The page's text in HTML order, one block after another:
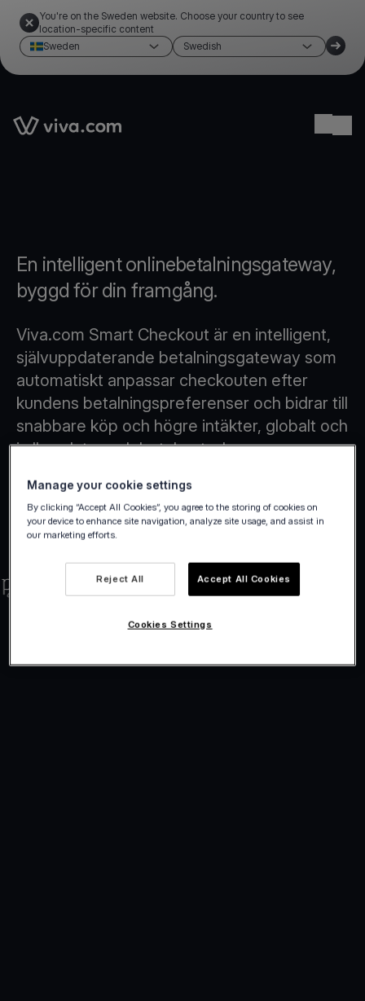
You're on the Sweden website. Choose your country to see
location-specific content
Sweden
Swedish
Link to the homepage
En intelligent onlinebetalningsgateway,
byggd för din framgång.
Viva.com Smart Checkout är en intelligent,
självuppdaterande betalningsgateway som
automatiskt anpassar checkouten efter
kundens betalningspreferenser och bidrar till
snabbare köp och högre intäkter, globalt och
i alla valutor och betalmetoder.
Manage your cookie settings
By clicking “Accept All Cookies”, you agree to the storing of cookies on
your device to enhance site navigation, analyze site usage, and assist in
our marketing efforts.
Reject All Accept All Cookies
Cookies Settings